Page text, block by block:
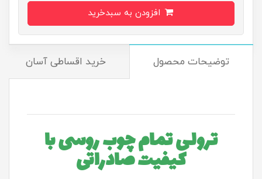
توضیحات محصول خرید اقساطی آسان
ترولی تمام چوب روسی با
کیفیت صادراتی